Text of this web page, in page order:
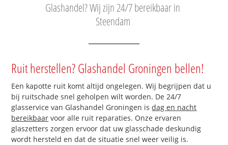
Glashandel? Wij zijn 24/7 bereikbaar in
Steendam
Ruit herstellen? Glashandel Groningen bellen!
Een kapotte ruit komt altijd ongelegen. Wij begrijpen dat u
bij ruitschade snel geholpen wilt worden. De 24/7
glasservice van Glashandel Groningen isdag en nacht
bereikbaar voor alle ruit reparaties. Onze ervaren
glaszetters zorgen ervoor dat uw glasschade deskundig
wordt hersteld en dat de situatie snel weer veilig is.